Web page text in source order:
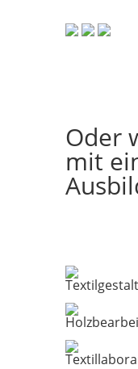
Oder
mit